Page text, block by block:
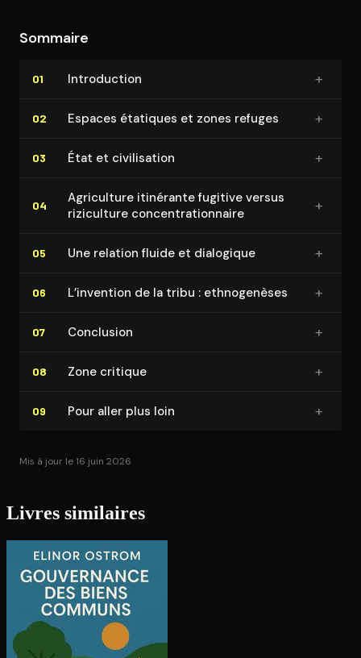
Sommaire
01 In­tro­duc­tion +
02 Espaces étatiques et zones refuges +
03 État et ci­vi­li­sa­tion +
04
Agriculture itinérante fugitive versus
riziculture concen­tra­tion­naire
+
05 Une relation fluide et dialogique +
06 L’invention de la tribu : eth­no­ge­nèses +
07 Conclusion +
08 Zone critique +
09 Pour aller plus loin +
Mis à jour le 16 juin 2026
Livres similaires